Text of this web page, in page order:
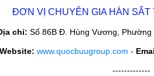
ĐƠN VỊ CHUYÊN GIA HÀN SẮT
chỉ: Số 86B Đ. Hùng Vương, Phường
Website: www.quocbuugroup.com -
-------------